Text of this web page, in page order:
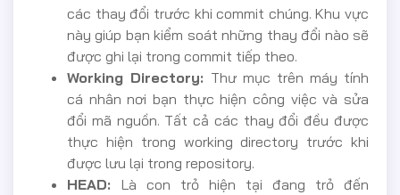
các thay đổi trước khi commit chúng. Khu vực
này giúp bạn kiểm soát những thay đổi nào sẽ
được ghi lại trong commit tiếp theo.
Working Directory: Thư mục trên máy tính
cá nhân nơi bạn thực hiện công việc và sửa
đổi mã nguồn. Tất cả các thay đổi đều được
thực hiện trong working directory trước khi
được lưu lại trong repository.
HEAD: Là con trỏ hiện tại đang trỏ đến